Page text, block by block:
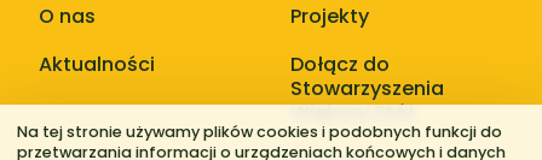
O nas
Aktualności
Projekty
Dołącz do
Stowarzyszenia
Większy Stół
Na tej stronie używamy plików cookies i podobnych funkcji do
przetwarzania informacji o urządzeniach końcowych i danych